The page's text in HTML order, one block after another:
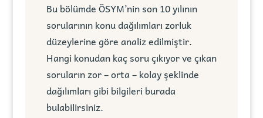
Bu bölümde ÖSYM’nin son 10 yılının
sorularının konu dağılımları zorluk
düzeylerine göre analiz edilmiştir.
Hangi konudan kaç soru çıkıyor ve çıkan
soruların zor – orta – kolay şeklinde
dağılımları gibi bilgileri burada
bulabilirsiniz.